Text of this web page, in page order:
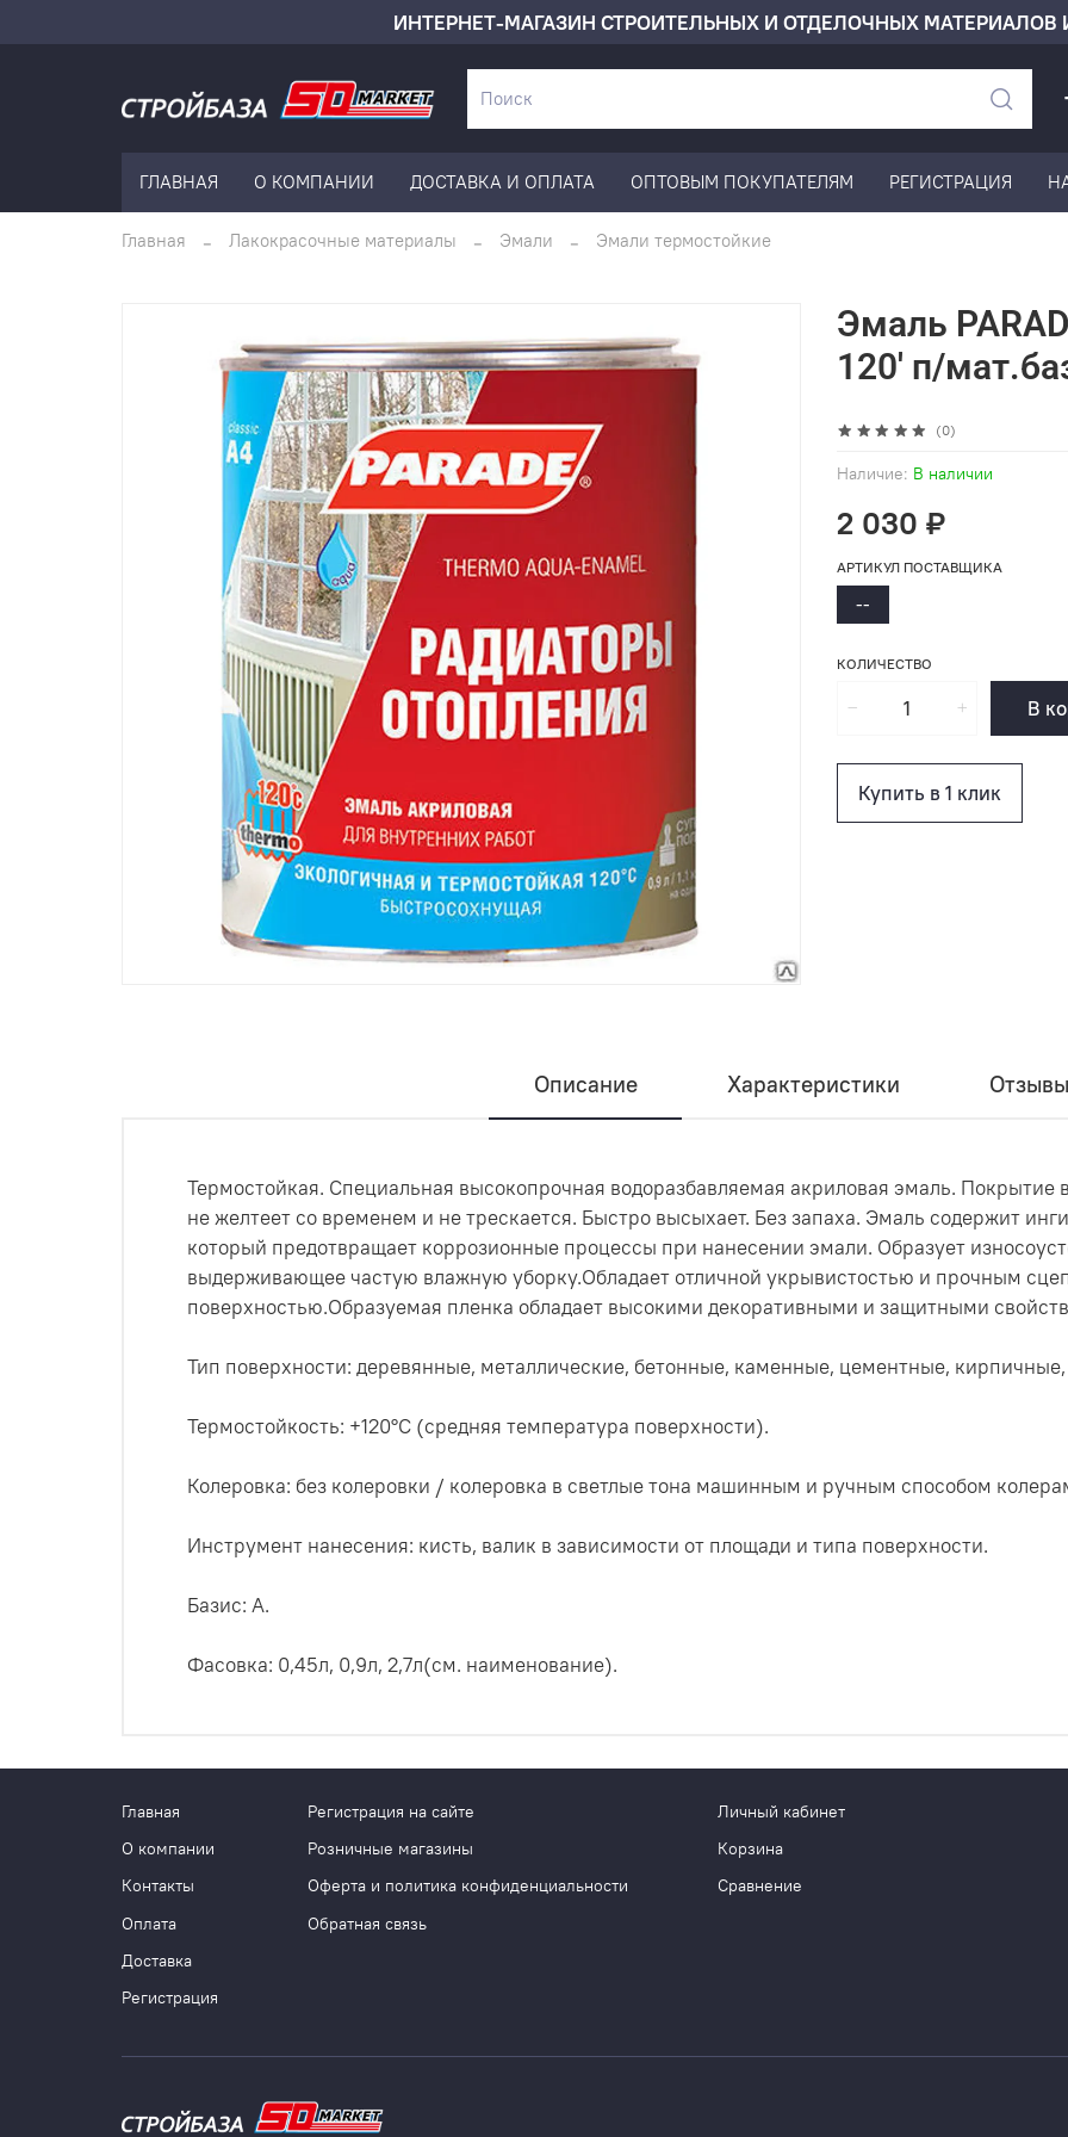
ИНТЕРНЕТ-МАГАЗИН СТРОИТЕЛЬНЫХ И ОТДЕЛОЧНЫХ МАТЕРИАЛОВ
ГЛАВНАЯ О КОМПАНИИ ДОСТАВКА И ОПЛАТА ОПТОВЫМ ПОКУПАТЕЛЯМ РЕГИСТРАЦИЯ
Главная Лакокрасочные материалы Эмали Эмали термостойкие
(0)
Наличие: В наличии
Эмаль
120' п/
2 030 ₽
КОЛИЧЕСТВО
В
Купить в 1 клик
АРТИКУЛ ПОСТАВЩИКА
--
Описание Характеристики Отзывы
Термостойкая. Специальная высокопрочная водоразбавляемая акриловая эмаль. Покрытие
не желтеет со временем и не трескается. Быстро высыхает. Без запаха. Эмаль содержит
который предотвращает коррозионные процессы при нанесении эмали. Образует
выдерживающее частую влажную уборку.Обладает отличной укрывистостью и прочным
поверхностью.Образуемая пленка обладает высокими декоративными и защитными
Тип поверхности: деревянные, металлические, бетонные, каменные, цементные,
Термостойкость: +120°C (средняя температура поверхности).
Колеровка: без колеровки / колеровка в светлые тона машинным и ручным способом
Инструмент нанесения: кисть, валик в зависимости от площади и типа поверхности.
Базис: А.
Фасовка: 0,45л, 0,9л, 2,7л(см. наименование).
Главная
О компании
Контакты
Оплата
Доставка
Регистрация
Регистрация на сайте
Розничные магазины
Оферта и политика конфиденциальности
Обратная связь
Личный кабинет
Корзина
Сравнение